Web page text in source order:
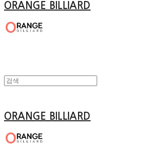
ORANGE BILLIARD
ORANGE BILLIARD